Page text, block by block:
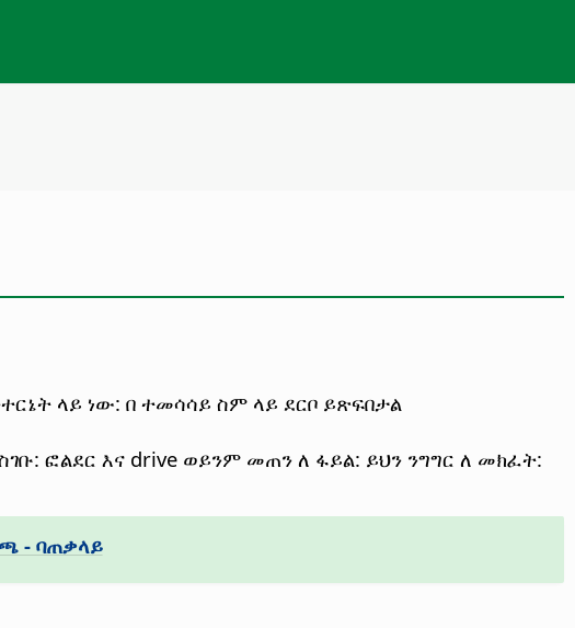
ላይ ነው: በ ተመሳሳይ ስም ላይ ደርቦ ይጽፍበታል
ፎልደር እና drive ወይንም መጠን ለ ፋይል: ይህን ንግግር ለ መክፈት:
- ባጠቃላይ